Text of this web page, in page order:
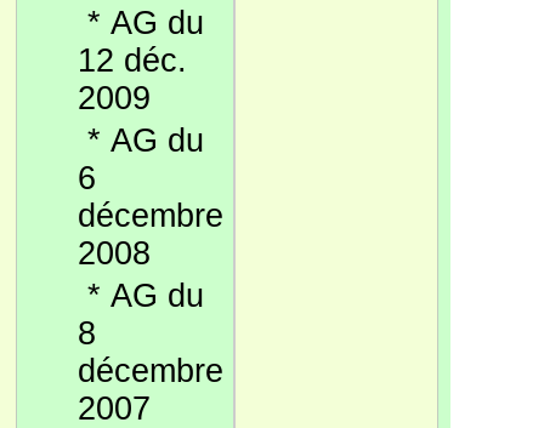
* AG du
12 déc.
2009
* AG du
6
décembre
2008
* AG du
8
décembre
2007